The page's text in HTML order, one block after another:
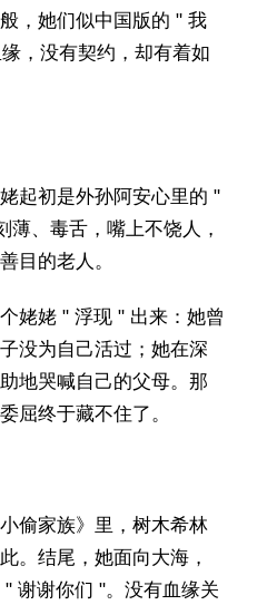
，她们似中国版的 " 我
缘，没有契约，却有着如
起初是外孙阿安心里的 "
薄、毒舌，嘴上不饶人，
目的老人。
姥姥 " 浮现 " 出来：她曾
没为自己活过；她在深
地哭喊自己的父母。那
屈终于藏不住了。
偷家族》里，树木希林
。结尾，她面向大海，
谢谢你们 "。没有血缘关